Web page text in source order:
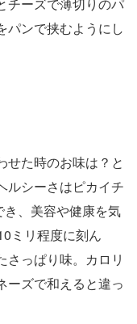
パンで挟むようにし
せた時のお味は？と
ルシーさはピカイチ
、美容や健康を気
ミリ程度に刻ん
さっぱり味。カロリ
ーズで和えると違っ